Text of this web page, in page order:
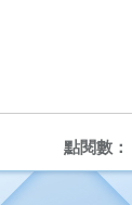
點閱數：